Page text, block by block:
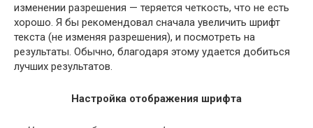
изменении разрешения — теряется четкость, что не есть
хорошо. Я бы рекомендовал сначала увеличить шрифт
текста (не изменяя разрешения), и посмотреть на
результаты. Обычно, благодаря этому удается добиться
лучших результатов.
Настройка отображения шрифта